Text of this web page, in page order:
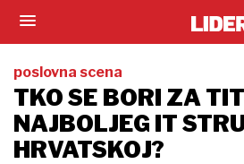
poslovna scena
TKO SE BORI ZA
NAJBOLJEG IT
HRVATSKOJ?